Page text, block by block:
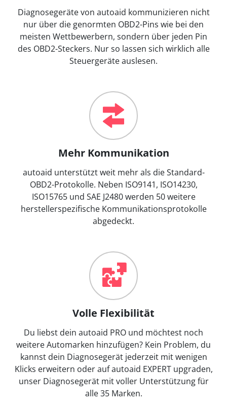
Diagnosegeräte von autoaid kommunizieren nicht
nur über die genormten OBD2-Pins wie bei den
meisten Wettbewerbern, sondern über jeden Pin
des OBD2-Steckers. Nur so lassen sich wirklich alle
Steuergeräte auslesen.
Mehr Kommunikation
autoaid unterstützt weit mehr als die Standard-
OBD2-Protokolle. Neben ISO9141, ISO14230,
ISO15765 und SAE J2480 werden 50 weitere
herstellerspezifische Kommunikationsprotokolle
abgedeckt.
Volle Flexibilität
Du liebst dein autoaid PRO und möchtest noch
weitere Automarken hinzufügen? Kein Problem, du
kannst dein Diagnosegerät jederzeit mit wenigen
Klicks erweitern oder auf autoaid EXPERT upgraden,
unser Diagnosegerät mit voller Unterstützung für
alle 35 Marken.